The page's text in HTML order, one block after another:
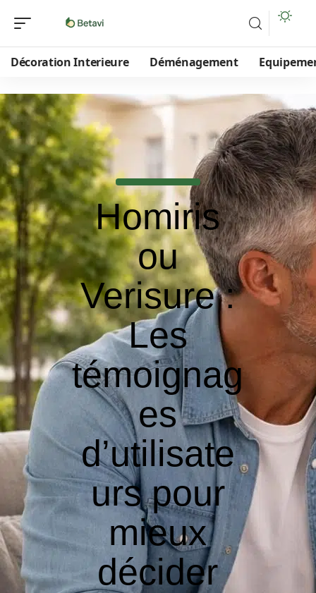
Décoration Interieure Déménagement
Homiris
ou
Verisure :
Les
témoignag
es
d’utilisate
urs pour
mieux
décider